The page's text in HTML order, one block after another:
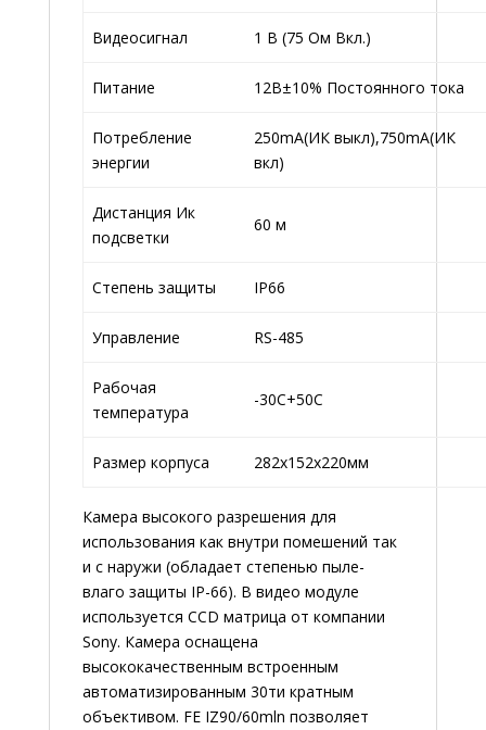
Видеосигнал 1 В (75 Ом Вкл.)
Питание 12В±10% Постоянного тока
Потребление
энергии
250mA(ИК выкл),750mA(ИК
вкл)
Дистанция Ик
подсветки
60 м
Степень защиты IP66
Управление RS-485
Рабочая
температура
-30С+50С
Размер корпуса 282х152х220мм
Камера высокого разрешения для
использования как внутри помешений так
и с наружи (обладает степенью пыле-
влаго защиты IP-66). В видео модуле
используется CCD матрица от компании
Sony. Камера оснащена
высококачественным встроенным
автоматизированным 30ти кратным
объективом. FE IZ90/60mln позволяет